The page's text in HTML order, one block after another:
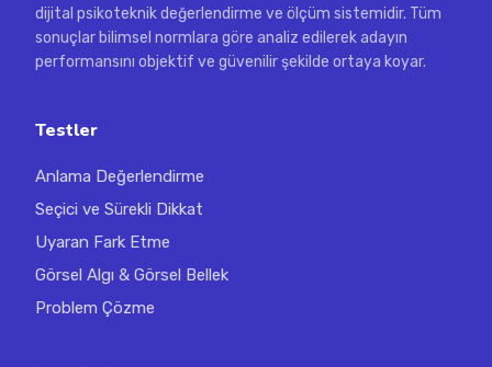
dijital psikoteknik değerlendirme ve ölçüm sistemidir. Tüm
sonuçlar bilimsel normlara göre analiz edilerek adayın
performansını objektif ve güvenilir şekilde ortaya koyar.
Testler
Anlama Değerlendirme
Seçici ve Sürekli Dikkat
Uyaran Fark Etme
Görsel Algı & Görsel Bellek
Problem Çözme